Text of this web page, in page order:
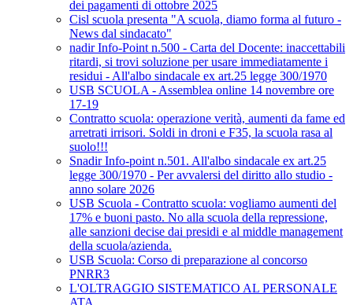
dei pagamenti di ottobre 2025
Cisl scuola presenta "A scuola, diamo forma al futuro -
News dal sindacato"
nadir Info-Point n.500 - Carta del Docente: inaccettabili
ritardi, si trovi soluzione per usare immediatamente i
residui - All'albo sindacale ex art.25 legge 300/1970
USB SCUOLA - Assemblea online 14 novembre ore
17-19
Contratto scuola: operazione verità, aumenti da fame ed
arretrati irrisori. Soldi in droni e F35, la scuola rasa al
suolo!!!
Snadir Info-point n.501. All'albo sindacale ex art.25
legge 300/1970 - Per avvalersi del diritto allo studio -
anno solare 2026
USB Scuola - Contratto scuola: vogliamo aumenti del
17% e buoni pasto. No alla scuola della repressione,
alle sanzioni decise dai presidi e al middle management
della scuola/azienda.
USB Scuola: Corso di preparazione al concorso
PNRR3
L'OLTRAGGIO SISTEMATICO AL PERSONALE